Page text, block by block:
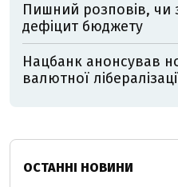
Пишний розповів, чи
дефіцит бюджету
Нацбанк анонсував
валютної
ОСТАННІ НОВИНИ